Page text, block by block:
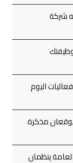
شركة
اليوم
مذكرة
ينظمان